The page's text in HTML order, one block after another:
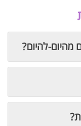
להיום?